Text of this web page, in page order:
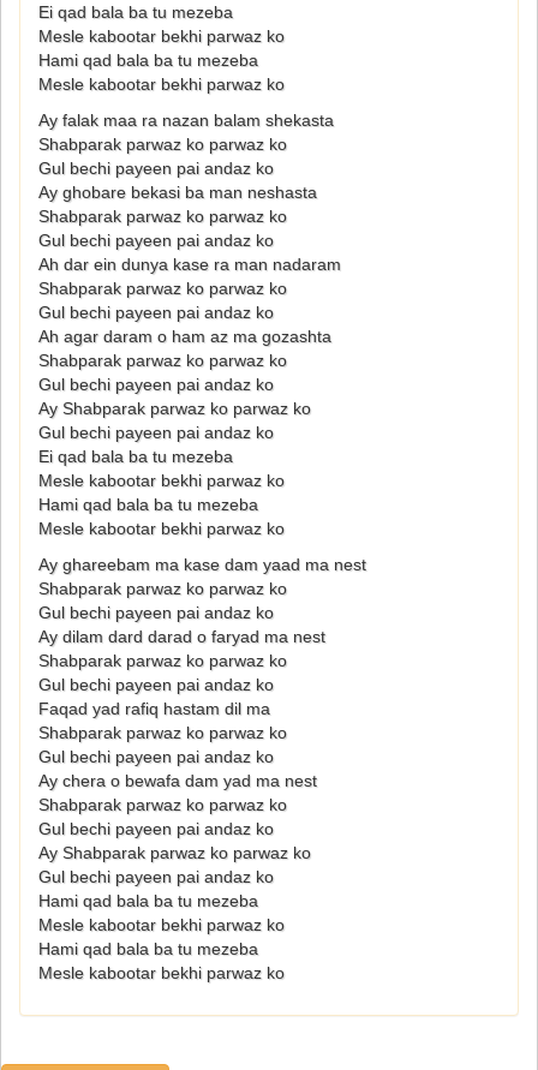
Ei qad bala ba tu mezeba
Mesle kabootar bekhi parwaz ko
Hami qad bala ba tu mezeba
Mesle kabootar bekhi parwaz ko
Ay falak maa ra nazan balam shekasta
Shabparak parwaz ko parwaz ko
Gul bechi payeen pai andaz ko
Ay ghobare bekasi ba man neshasta
Shabparak parwaz ko parwaz ko
Gul bechi payeen pai andaz ko
Ah dar ein dunya kase ra man nadaram
Shabparak parwaz ko parwaz ko
Gul bechi payeen pai andaz ko
Ah agar daram o ham az ma gozashta
Shabparak parwaz ko parwaz ko
Gul bechi payeen pai andaz ko
Ay Shabparak parwaz ko parwaz ko
Gul bechi payeen pai andaz ko
Ei qad bala ba tu mezeba
Mesle kabootar bekhi parwaz ko
Hami qad bala ba tu mezeba
Mesle kabootar bekhi parwaz ko
Ay ghareebam ma kase dam yaad ma nest
Shabparak parwaz ko parwaz ko
Gul bechi payeen pai andaz ko
Ay dilam dard darad o faryad ma nest
Shabparak parwaz ko parwaz ko
Gul bechi payeen pai andaz ko
Faqad yad rafiq hastam dil ma
Shabparak parwaz ko parwaz ko
Gul bechi payeen pai andaz ko
Ay chera o bewafa dam yad ma nest
Shabparak parwaz ko parwaz ko
Gul bechi payeen pai andaz ko
Ay Shabparak parwaz ko parwaz ko
Gul bechi payeen pai andaz ko
Hami qad bala ba tu mezeba
Mesle kabootar bekhi parwaz ko
Hami qad bala ba tu mezeba
Mesle kabootar bekhi parwaz ko